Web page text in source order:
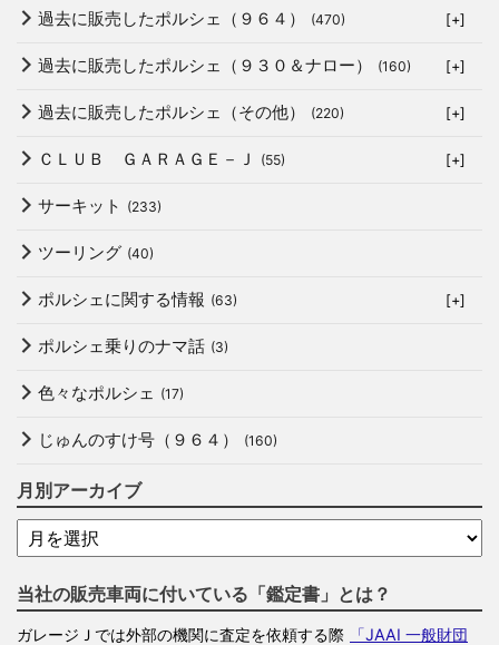
過去に販売したポルシェ（９６４） (470) [+]
過去に販売したポルシェ（９３０＆ナロー） (160) [+]
過去に販売したポルシェ（その他） (220) [+]
ＣＬＵＢ ＧＡＲＡＧＥ－Ｊ (55) [+]
サーキット (233)
ツーリング (40)
ポルシェに関する情報 (63) [+]
ポルシェ乗りのナマ話 (3)
色々なポルシェ (17)
じゅんのすけ号（９６４） (160)
月別アーカイブ
当社の販売車両に付いている「鑑定書」とは？
ガレージＪでは外部の機関に査定を依頼する際
「JAAI 一般財団